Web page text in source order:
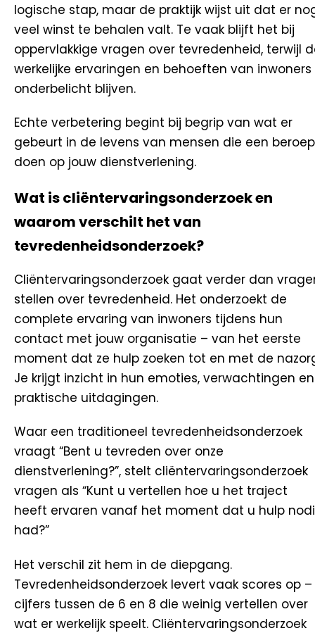
logische stap, maar de praktijk wijst uit dat er
veel winst te behalen valt. Te vaak blijft het bij
oppervlakkige vragen over tevredenheid, terwijl
werkelijke ervaringen en behoeften van inwoners
onderbelicht blijven.
Echte verbetering begint bij begrip van wat er
gebeurt in de levens van mensen die een beroep
doen op jouw dienstverlening.
Wat is cliëntervaringsonderzoek en
waarom verschilt het van
tevredenheidsonderzoek?
Cliëntervaringsonderzoek gaat verder dan
stellen over tevredenheid. Het onderzoekt de
complete ervaring van inwoners tijdens hun
contact met jouw organisatie – van het eerste
moment dat ze hulp zoeken tot en met de
Je krijgt inzicht in hun emoties, verwachtingen en
praktische uitdagingen.
Waar een traditioneel tevredenheidsonderzoek
vraagt “Bent u tevreden over onze
dienstverlening?”, stelt cliëntervaringsonderzoek
vragen als “Kunt u vertellen hoe u het traject
heeft ervaren vanaf het moment dat u hulp
had?”
Het verschil zit hem in de diepgang.
Tevredenheidsonderzoek levert vaak scores op –
cijfers tussen de 6 en 8 die weinig vertellen over
wat er werkelijk speelt. Cliëntervaringsonderzoek